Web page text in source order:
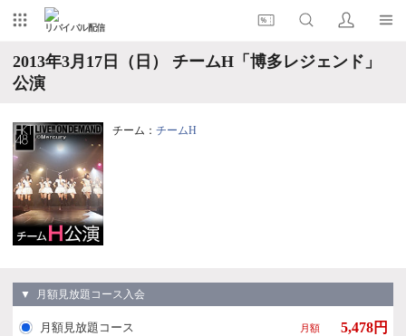
リバイバル配信
2013年3月17日（日） チームH「博多レジェンド」
公演
チーム： チームH
▼ 月額見放題コース入会
月額見放題コース 月額 5,478円